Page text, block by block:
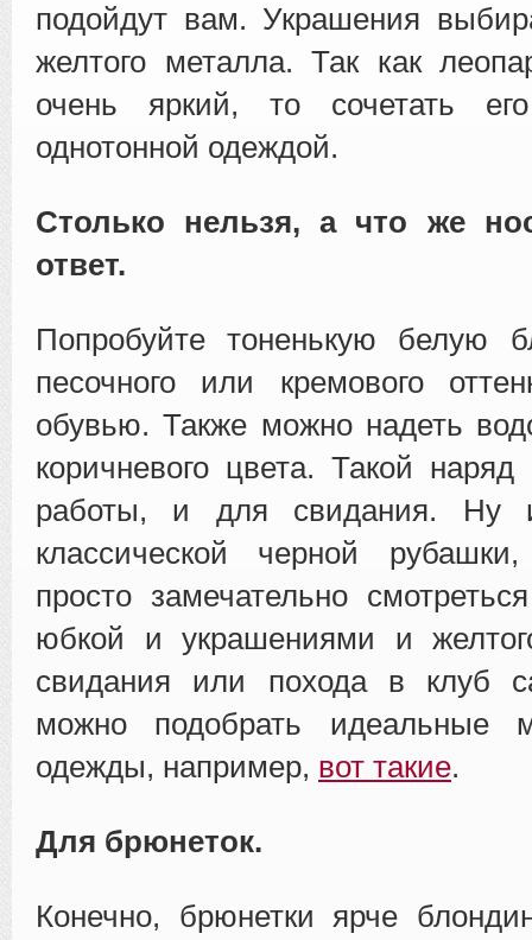
подойдут вам. Украшения
желтого металла. Так как
очень яркий, то сочетать
однотонной одеждой.
Столько нельзя, а что же
ответ.
Попробуйте тоненькую белую
песочного или кремового
обувью. Также можно надеть
коричневого цвета. Такой
работы, и для свидания. Ну
классической черной
просто замечательно
юбкой и украшениями и
свидания или похода в клуб
можно подобрать идеальные
одежды, например, вот такие.
Для брюнеток.
Конечно, брюнетки ярче